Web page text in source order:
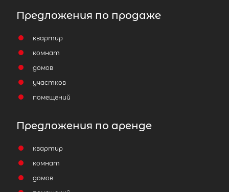
Предложения по продаже
квартир
комнат
домов
участков
помещений
Предложения по аренде
квартир
комнат
домов